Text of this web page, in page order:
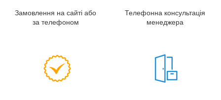
Замовлення на сайті або
за телефоном
Телефонна консультація
менеджера